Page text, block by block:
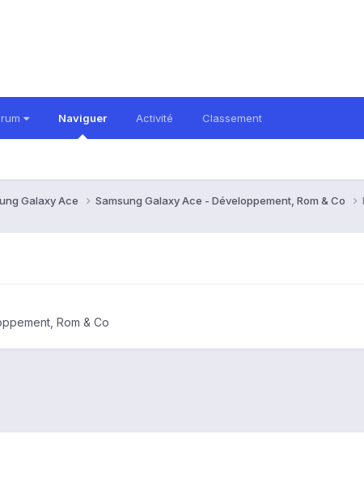
Naviguer Activité Classement
Galaxy Ace Samsung Galaxy Ace - Développement, Rom & Co
Rom & Co